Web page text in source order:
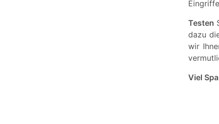
Testen
dazu
wir
Viel